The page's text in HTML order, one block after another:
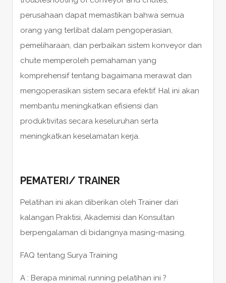
perusahaan dapat memastikan bahwa semua
orang yang terlibat dalam pengoperasian,
pemeliharaan, dan perbaikan sistem konveyor dan
chute memperoleh pemahaman yang
komprehensif tentang bagaimana merawat dan
mengoperasikan sistem secara efektif. Hal ini akan
membantu meningkatkan efisiensi dan
produktivitas secara keseluruhan serta
meningkatkan keselamatan kerja.
PEMATERI/ TRAINER
Pelatihan ini akan diberikan oleh Trainer dari
kalangan Praktisi, Akademisi dan Konsultan
berpengalaman di bidangnya masing-masing.
FAQ tentang Surya Training
A : Berapa minimal running pelatihan ini ?